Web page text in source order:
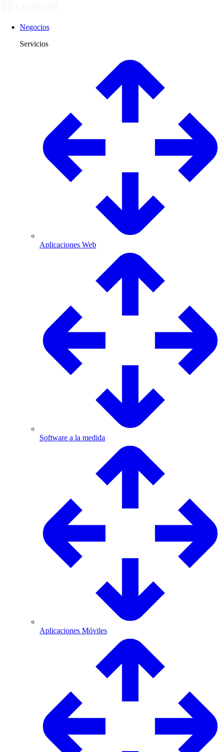
Negocios
Servicios
Aplicaciones Web
Software a la medida
Aplicaciones Móviles